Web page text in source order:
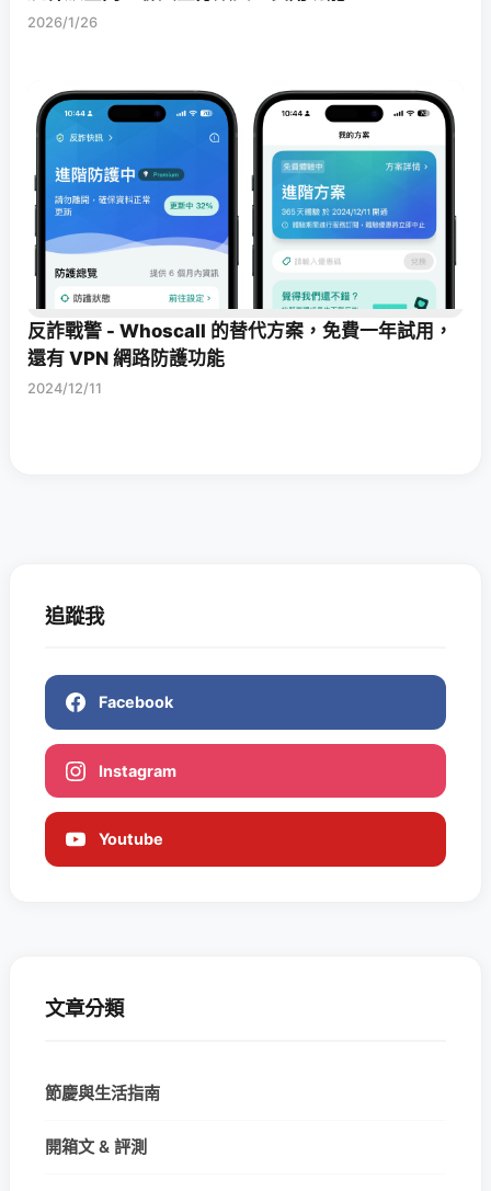
2026/1/26
反詐戰警 - Whoscall 的替代方案，免費一年試用，
還有 VPN 網路防護功能
2024/12/11
追蹤我
Facebook
Instagram
Youtube
文章分類
節慶與生活指南
開箱文 & 評測